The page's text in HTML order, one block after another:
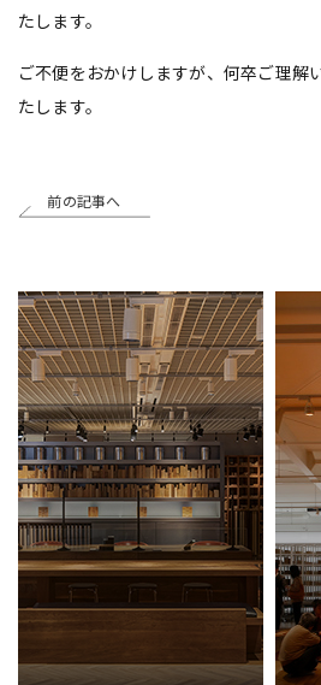
たします。
ご不便をおかけしますが、何卒ご理解
たします。
前の記事へ